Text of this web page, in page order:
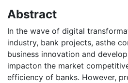
Abstract
In the wave of digital
industry, bank projects, asthe
business innovation and
impacton the market
efficiency of banks. However,